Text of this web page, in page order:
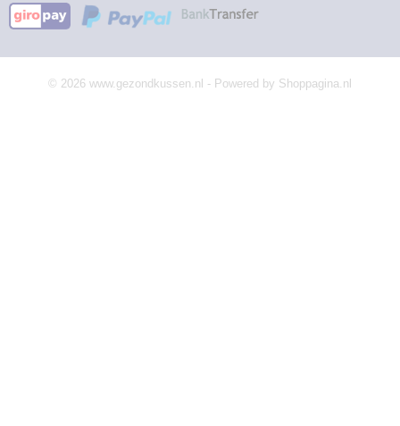
© 2026 www.gezondkussen.nl - Powered by Shoppagina.nl